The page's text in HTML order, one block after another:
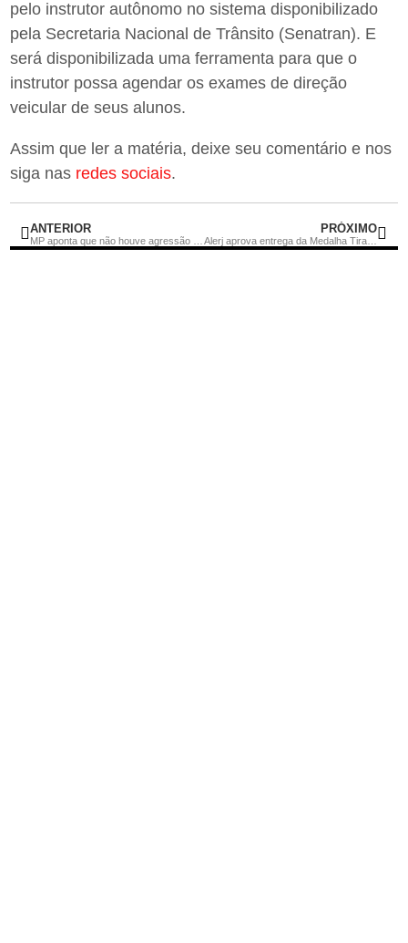
pelo instrutor autônomo no sistema disponibilizado
pela Secretaria Nacional de Trânsito (Senatran). E
será disponibilizada uma ferramenta para que o
instrutor possa agendar os exames de direção
veicular de seus alunos.
Assim que ler a matéria, deixe seu comentário e nos
siga nas redes sociais.
ANTERIOR PRÓXIMO
Alerj aprova entrega da Medalha Tiradentes a Lázaro Ramos